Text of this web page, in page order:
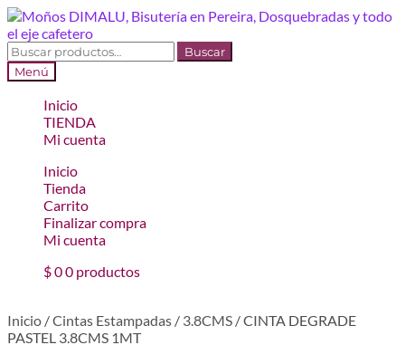
Ir
a
la
navegación
Ir
al
contenido
Buscar
por:
Buscar
Menú
Inicio
TIENDA
Mi cuenta
Inicio
Tienda
Carrito
Finalizar compra
Mi cuenta
$00 productos
Inicio /Cintas Estampadas / 3.8CMS /CINTA DEGRADE
PASTEL 3.8CMS 1MT